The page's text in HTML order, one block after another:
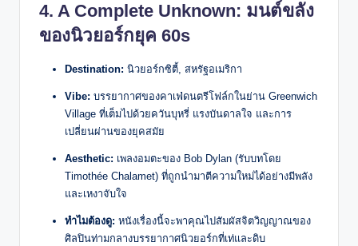
4. A Complete Unknown: มนต์ขลัง
ของนิวยอร์กยุค 60s
Destination: นิวยอร์กซิตี้, สหรัฐอเมริกา
Vibe: บรรยากาศของคาเฟ่ดนตรีโฟล์กในย่าน Greenwich
Village ที่เต็มไปด้วยควันบุหรี่ แรงบันดาลใจ และการ
เปลี่ยนผ่านของยุคสมัย
Aesthetic: เพลงอมตะของ Bob Dylan (รับบทโดย
Timothée Chalamet) ที่ถูกนำมาตีความใหม่ได้อย่างมีพลัง
และเหงาจับใจ
ทำไมต้องดู: หนังเรื่องนี้จะพาคุณไปสัมผัสจิตวิญญาณของ
ศิลปินท่ามกลางบรรยากาศนิวยอร์กที่เท่และดิบ